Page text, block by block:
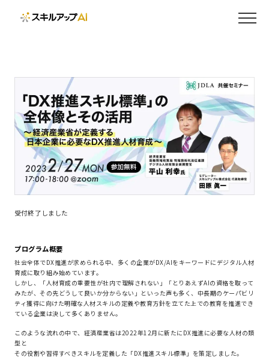
受付終了しました
プログラム概要
社会全体でDX推進が求められる中、多くの企業がDX/AIをキーワードにデジタル人材
育成に取り組み始めています。
しかし、「人材育成の重要性が社内で理解されない」「とりあえずAIの資格を取って
みたが、その先どうして良いか分からない」といった声も多く、中長期のケーパビリ
ティ獲得に向けた明確な人材スキルの定義や教育方針を立てた上での教育を推進でき
ている企業は決して多くありません。
このような流れの中で、経済産業省は2022年12月に新たにDX推進に必要な人材の類
型と
その役割や習得すべきスキルを定義した「DX推進スキル標準」を策定しました。